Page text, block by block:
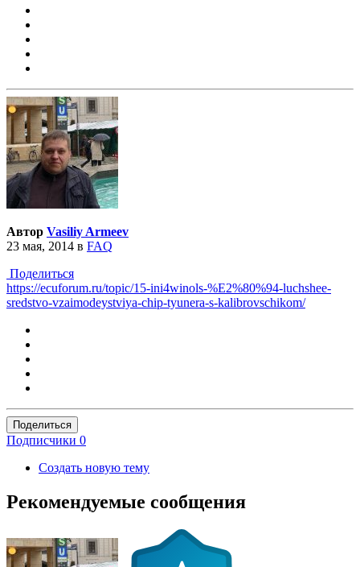
Автор Vasiliy Armeev
23 мая, 2014 в FAQ
Поделиться
https://ecuforum.ru/topic/15-ini4winols-%E2%80%94-luchshee-
sredstvo-vzaimodeystviya-chip-tyunera-s-kalibrovschikom/
Поделиться
Подписчики 0
Создать новую тему
Рекомендуемые сообщения